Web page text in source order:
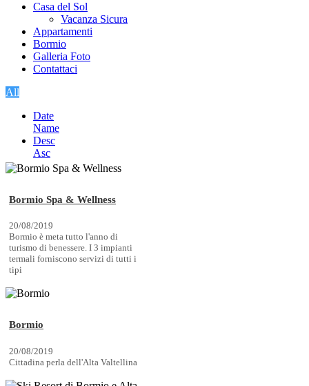
Casa del Sol
Vacanza Sicura
Appartamenti
Bormio
Galleria Foto
Contattaci
All
Date
Name
Desc
Asc
Bormio Spa & Wellness
20/08/2019
Bormio è meta tutto l'anno di
turismo di benessere. I 3 impianti
termali forniscono servizi di tutti i
tipi
Bormio
20/08/2019
Cittadina perla dell'Alta Valtellina